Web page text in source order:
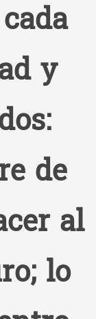
y
de
al
lo